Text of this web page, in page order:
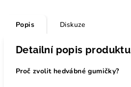
Popis Diskuze
Detailní popis produktu
Proč zvolit hedvábné gumičky?